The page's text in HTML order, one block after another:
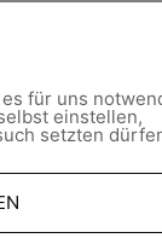
haben aber
Buchholz. 68
ein Ehrenamt,
Allein
für uns
einstellen,
setzten